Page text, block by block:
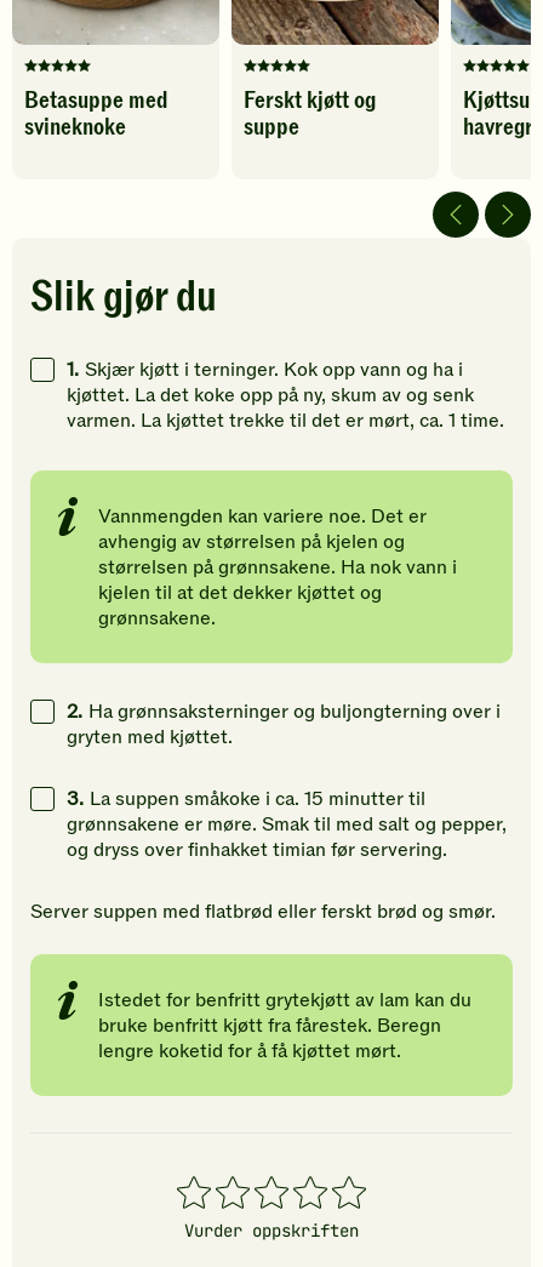
Denne
oppskriften
har
Klikk
for
gi
din
vurdering.
Betasuppe med
svineknoke
Denne
oppskriften
har
din
vurdering.
Ferskt kjøtt og
suppe
Denne
har
av
5
Slik gjør du
1. Skjær kjøtt i terninger. Kok opp vann og ha i
kjøttet. La det koke opp på ny, skum av og senk
varmen. La kjøttet trekke til det er mørt, ca. 1 time.
Vannmengden kan variere noe. Det er
avhengig av størrelsen på kjelen og
størrelsen på grønnsakene. Ha nok vann i
kjelen til at det dekker kjøttet og
grønnsakene.
2. Ha grønnsaksterninger og buljongterning over i
gryten med kjøttet.
3. La suppen småkoke i ca. 15 minutter til
grønnsakene er møre. Smak til med salt og pepper,
og dryss over finhakket timian før servering.
Server suppen med flatbrød eller ferskt brød og smør.
Istedet for benfritt grytekjøtt av lam kan du
bruke benfritt kjøtt fra fårestek. Beregn
lengre koketid for å få kjøttet mørt.
1
stjerner
2
stjerner
3
stjerner
4
stjerner
5
stjerner
Vurder oppskriften